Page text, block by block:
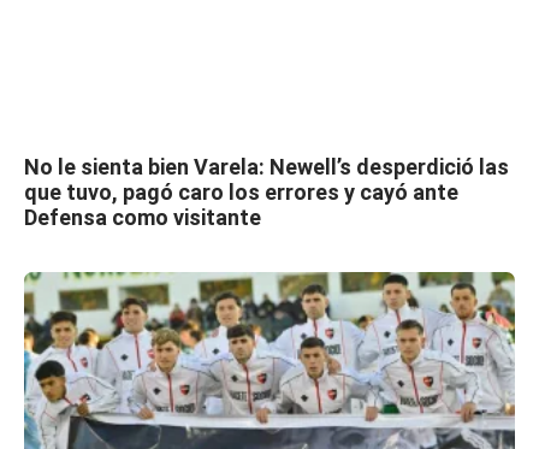
No le sienta bien Varela: Newell’s desperdició las
que tuvo, pagó caro los errores y cayó ante
Defensa como visitante